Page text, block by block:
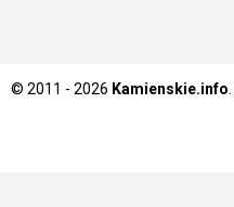
© 2011 - 2026 Kamienskie.info